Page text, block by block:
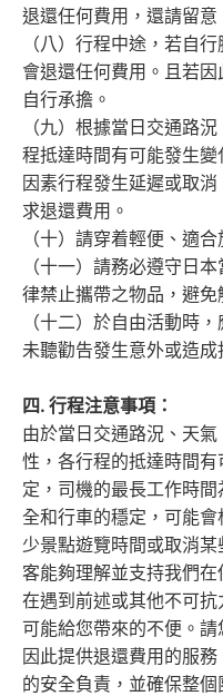
退還任何費用，還請留意
（八）行程中途，若自
會退還任何費用。且若
自行承擔。
（九）根據當日交通路
程抵達時間有可能發生
因素行程發生延遲或取
求退還費用。
（十）請穿着輕便、適
（十一）請務必遵守日
律禁止攜帶之物品，避免
（十二）於自由活動時
未聽勸告發生意外或造成
四. 行程注意事項：
由於當日交通路況、天
性，各行程的抵達時間
定，司機的最長工作時
全和行車的穩定，可能
少景點遊覽時間或取消
客能夠理解並支持我們
在遇到前述或其他不可
可能給您帶來的不便。
因此提供退還費用的服
的安全負責，並確保整個